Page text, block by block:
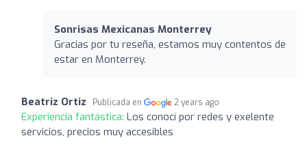
Sonrisas Mexicanas Monterrey
Gracias por tu reseña, estamos muy contentos de
estar en Monterrey.
Beatriz Ortiz Publicada en 2 years ago
Experiencia fantástica: Los conocí por redes y exelente
servicios, precios muy accesibles